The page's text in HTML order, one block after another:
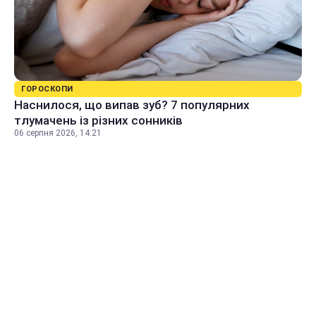
ГОРОСКОПИ
Наснилося, що випав зуб? 7 популярних
тлумачень із різних сонників
06 серпня 2026, 14:21